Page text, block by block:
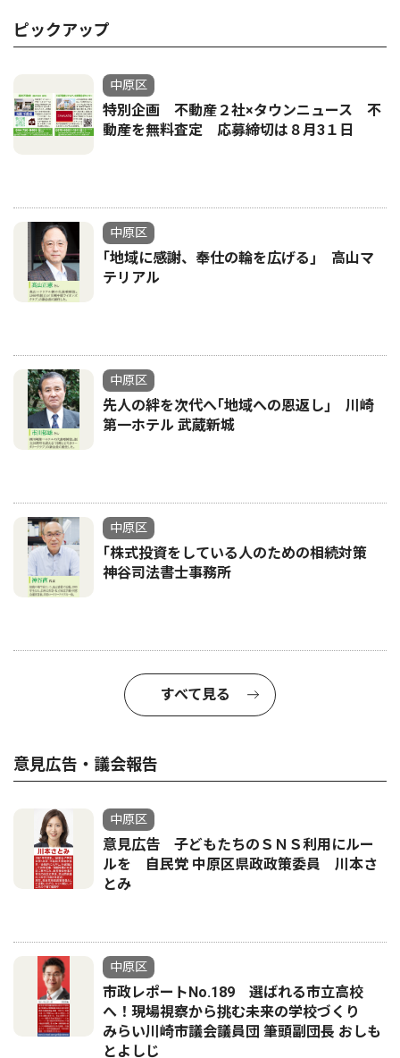
ピックアップ
中原区
特別企画 不動産２社×タウンニュース 不
動産を無料査定 応募締切は８月3１日
中原区
｢地域に感謝、奉仕の輪を広げる｣ 高山マ
テリアル
中原区
先人の絆を次代へ｢地域への恩返し｣ 川崎
第一ホテル 武蔵新城
中原区
｢株式投資をしている人のための相続対策
神谷司法書士事務所
すべて見る
意見広告・議会報告
中原区
意見広告 子どもたちのＳＮＳ利用にルー
ルを 自民党 中原区県政政策委員 川本さ
とみ
中原区
市政レポートNo.189 選ばれる市立高校
へ！現場視察から挑む未来の学校づくり
みらい川崎市議会議員団 筆頭副団長 おしも
とよしじ